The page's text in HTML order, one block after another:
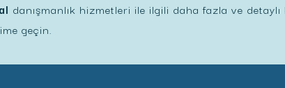
danışmanlık hizmetleri ile ilgili daha fazla ve detaylı
geçin.